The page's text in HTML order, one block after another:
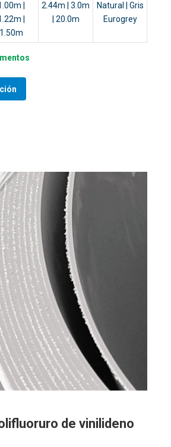
|
|
1.50m
2.44m | 3.0m
| 20.0m
Natural | Gris
Eurogrey
de vinilideno